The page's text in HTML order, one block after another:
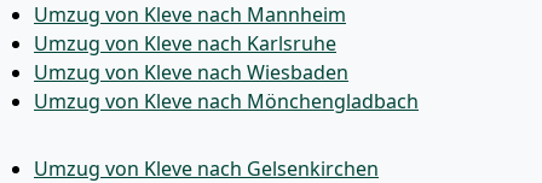
Umzug von Kleve nach Mannheim
Umzug von Kleve nach Karlsruhe
Umzug von Kleve nach Wiesbaden
Umzug von Kleve nach Mönchen­gladbach
Umzug von Kleve nach Gelsenkirchen